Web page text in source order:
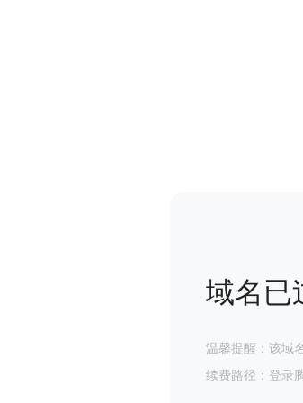
域名已
温馨提醒：该域
续费路径：登录